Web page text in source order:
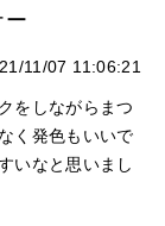
ー
11/07 11:06:21
をしながらまつ
く発色もいいで
いなと思いまし